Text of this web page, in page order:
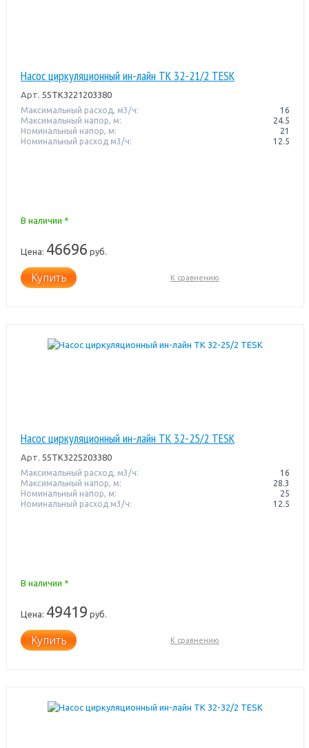
Насос циркуляционный ин-лайн TK 32-21/2 TESK
Арт. 55TK3221203380
Максимальный расход, м3/ч:
16
Максимальный напор, м:
24.5
Номинальный напор, м:
21
Номинальный расход м3/ч:
12.5
В наличии *
Цена: 46696 руб.
Купить К сравнению
Насос циркуляционный ин-лайн TK 32-25/2 TESK
Арт. 55TK3225203380
Максимальный расход, м3/ч:
16
Максимальный напор, м:
28.3
Номинальный напор, м:
25
Номинальный расход м3/ч:
12.5
В наличии *
Цена: 49419 руб.
Купить К сравнению